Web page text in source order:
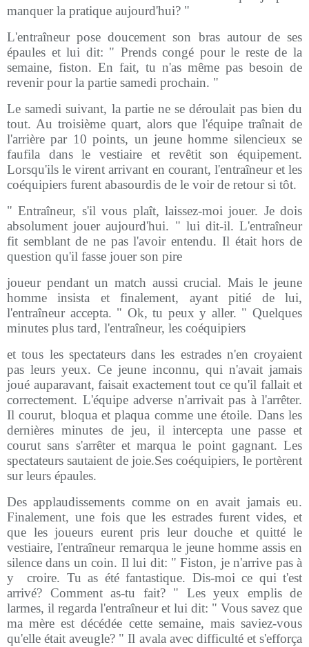
manquer la pratique aujourd'hui? "
L'entraîneur pose doucement son bras autour de ses
épaules et lui dit: " Prends congé pour le reste de la
semaine, fiston. En fait, tu n'as même pas besoin de
revenir pour la partie samedi prochain. "
Le samedi suivant, la partie ne se déroulait pas bien du
tout. Au troisième quart, alors que l'équipe traînait de
l'arrière par 10 points, un jeune homme silencieux se
faufila dans le vestiaire et revêtit son équipement.
Lorsqu'ils le virent arrivant en courant, l'entraîneur et les
coéquipiers furent abasourdis de le voir de retour si tôt.
" Entraîneur, s'il vous plaît, laissez-moi jouer. Je dois
absolument jouer aujourd'hui. " lui dit-il. L'entraîneur
fit semblant de ne pas l'avoir entendu. Il était hors de
question qu'il fasse jouer son pire
joueur pendant un match aussi crucial. Mais le jeune
homme insista et finalement, ayant pitié de lui,
l'entraîneur accepta. " Ok, tu peux y aller. " Quelques
minutes plus tard, l'entraîneur, les coéquipiers
et tous les spectateurs dans les estrades n'en croyaient
pas leurs yeux. Ce jeune inconnu, qui n'avait jamais
joué auparavant, faisait exactement tout ce qu'il fallait et
correctement. L'équipe adverse n'arrivait pas à l'arrêter.
Il courut, bloqua et plaqua comme une étoile. Dans les
dernières minutes de jeu, il intercepta une passe et
courut sans s'arrêter et marqua le point gagnant. Les
spectateurs sautaient de joie.Ses coéquipiers, le portèrent
sur leurs épaules.
Des applaudissements comme on en avait jamais eu.
Finalement, une fois que les estrades furent vides, et
que les joueurs eurent pris leur douche et quitté le
vestiaire, l'entraîneur remarqua le jeune homme assis en
silence dans un coin. Il lui dit: " Fiston, je n'arrive pas à
y
croire. Tu as été fantastique. Dis-moi ce qui t'est
arrivé? Comment as-tu fait? " Les yeux emplis de
larmes, il regarda l'entraîneur et lui dit: " Vous savez que
ma mère est décédée cette semaine, mais saviez-vous
qu'elle était aveugle? " Il avala avec difficulté et s'efforça